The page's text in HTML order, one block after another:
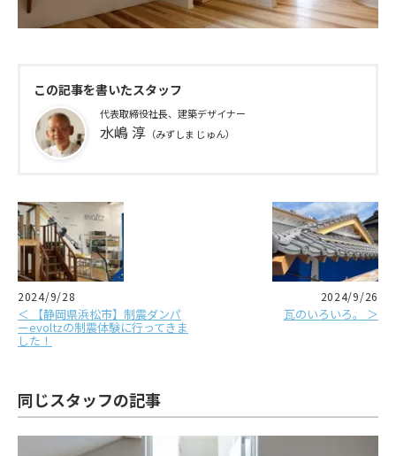
この記事を書いたスタッフ
代表取締役社長、建築デザイナー
水嶋 淳 （みずしま じゅん）
2024/9/28
＜ 【静岡県浜松市】制震ダンパ
ーevoltzの制震体験に行ってきま
した！
2024/9/26
瓦のいろいろ。 ＞
同じスタッフの記事